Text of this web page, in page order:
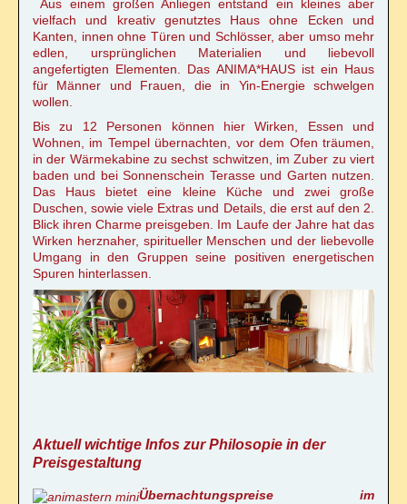
Aus einem großen Anliegen entstand ein kleines aber
vielfach und kreativ genutztes Haus ohne Ecken und
Kanten, innen ohne Türen und Schlösser, aber umso mehr
edlen, ursprünglichen Materialien und liebevoll
angefertigten Elementen. Das ANIMA*HAUS ist ein Haus
für Männer und Frauen, die in Yin-Energie schwelgen
wollen.
Bis zu 12 Personen können hier Wirken, Essen und
Wohnen, im Tempel übernachten, vor dem Ofen träumen,
in der Wärmekabine zu sechst schwitzen, im Zuber zu viert
baden und bei Sonnenschein Terasse und Garten nutzen.
Das Haus bietet eine kleine Küche und zwei große
Duschen, sowie viele Extras und Details, die erst auf den 2.
Blick ihren Charme preisgeben. Im Laufe der Jahre hat das
Wirken herznaher, spiritueller Menschen und der liebevolle
Umgang in den Gruppen seine positiven energetischen
Spuren hinterlassen.
Aktuell wichtige Infos zur Philosopie in der
Preisgestaltung
Übernachtungspreise im